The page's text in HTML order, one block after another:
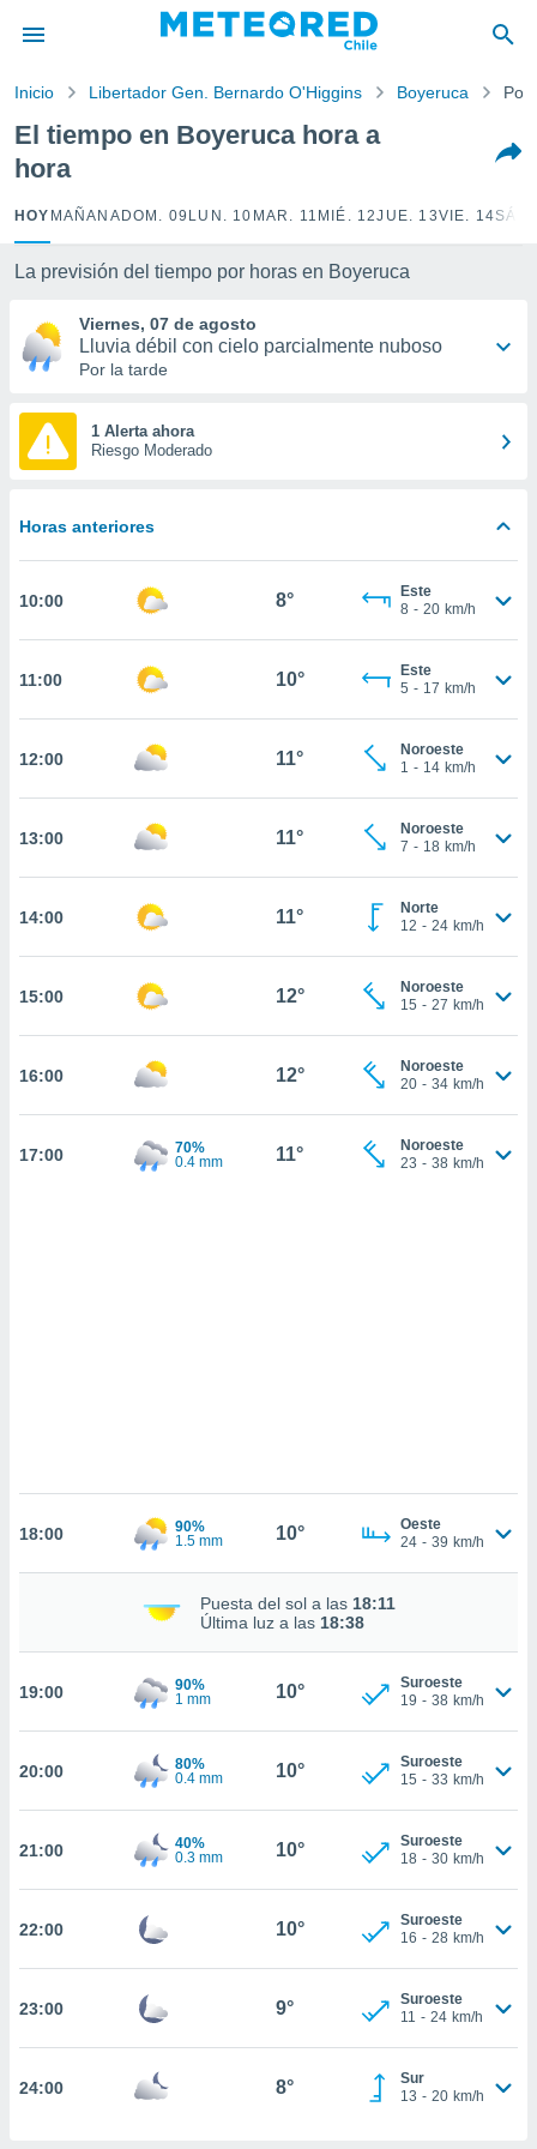
por
para
la
calidad.
a este
las
y
forma
basada
permite
seguir
coste.
botón
a la
todas
nos
y análisis
como
y
en
más
de
sitio
sean
se
ni para
web a
Inicio Libertador Gen. Bernardo O'Higgins Boyeruca Por
El tiempo en Boyeruca hora a
hora
HOY MAÑANA DOM. 09 LUN. 10 MAR. 11 MIÉ. 12JUE. 13VIE. 14
La previsión del tiempo por horas en Boyeruca
Viernes, 07 de agosto
Lluvia débil con cielo parcialmente nuboso
Por la tarde
1 Alerta ahora
Riesgo Moderado
Horas anteriores
10:00 8°
Este
8 - 20 km/h
11:00 10°
Este
5 - 17 km/h
12:00 11°
Noroeste
1 - 14 km/h
13:00 11°
Noroeste
7 - 18 km/h
14:00 11°
Norte
12 - 24 km/h
15:00 12°
Noroeste
15 - 27 km/h
16:00 12°
Noroeste
20 - 34 km/h
17:00
70%
0.4 mm
11°
Noroeste
23 - 38 km/h
18:00
90%
1.5 mm
10°
Oeste
24 - 39 km/h
Puesta del sol a las 18:11
Última luz a las 18:38
19:00
90%
1 mm
10°
Suroeste
19 - 38 km/h
20:00
80%
0.4 mm
10°
Suroeste
15 - 33 km/h
21:00
40%
0.3 mm
10°
Suroeste
18 - 30 km/h
22:00 10°
Suroeste
16 - 28 km/h
23:00 9°
Suroeste
11 - 24 km/h
24:00 8°
Sur
13 - 20 km/h